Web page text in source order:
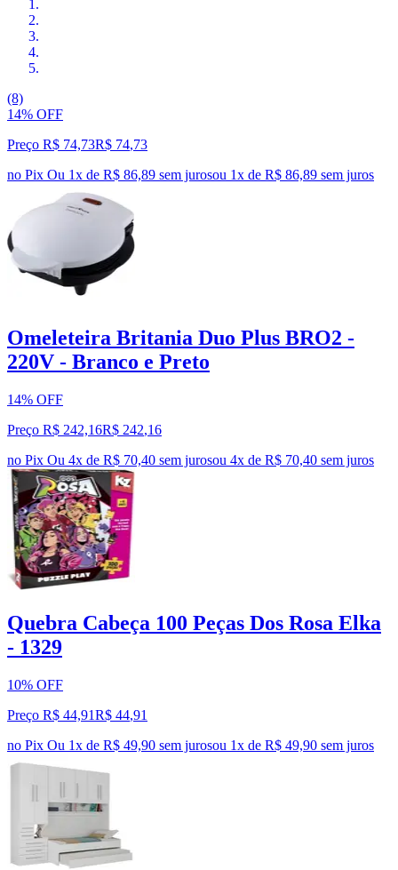
(8)
14% OFF
Preço R$ 74,73R$ 74,73
no Pix Ou 1x de R$ 86,89 sem jurosou 1x de R$ 86,89 sem juros
Omeleteira Britania Duo Plus BRO2 -
220V - Branco e Preto
14% OFF
Preço R$ 242,16R$ 242,16
no Pix Ou 4x de R$ 70,40 sem jurosou 4x de R$ 70,40 sem juros
Quebra Cabeça 100 Peças Dos Rosa Elka
- 1329
10% OFF
Preço R$ 44,91R$ 44,91
no Pix Ou 1x de R$ 49,90 sem jurosou 1x de R$ 49,90 sem juros